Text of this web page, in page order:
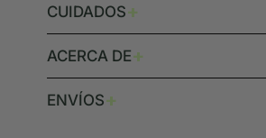
CUIDADOS+
ACERCA DE+
ENVÍOS+